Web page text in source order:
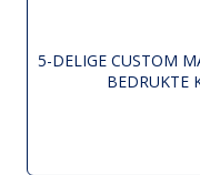
5-DELIGE CUSTOM
BEDRUKTE